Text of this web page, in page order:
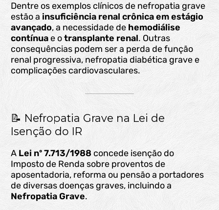
Dentre os exemplos clínicos de nefropatia grave
estão a insuficiência renal crônica em estágio
avançado, a necessidade de hemodiálise
contínuae otransplante renal. Outras
consequências podem ser a perda de função
renal progressiva, nefropatia diabética grave e
complicações cardiovasculares.
📝 Nefropatia Grave na Lei de
Isenção do IR
A Lei nº 7.713/1988 concede isenção do
Imposto de Renda sobre proventos de
aposentadoria, reforma ou pensão a portadores
de diversas doenças graves, incluindo a
Nefropatia Grave.